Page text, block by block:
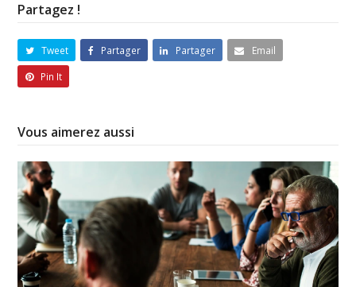
Partagez !
Tweet Partager Partager
Email
Pin It
Vous aimerez aussi